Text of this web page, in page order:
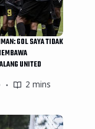
GOL SAYA TIDAK
UNITED
2 mins